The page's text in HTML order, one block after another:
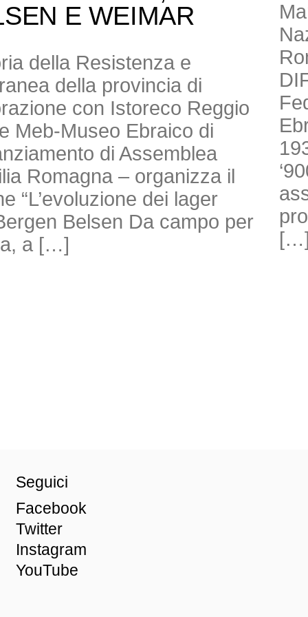
E WEIMAR
della Resistenza e
della provincia di
con Istoreco Reggio
Meb-Museo Ebraico di
di Assemblea
Romagna – organizza il
“L’evoluzione dei lager
Belsen Da campo per
a […]
Seguici
Facebook
Twitter
Instagram
YouTube